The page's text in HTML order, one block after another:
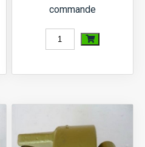
commande
quantité
Mâchoire
force